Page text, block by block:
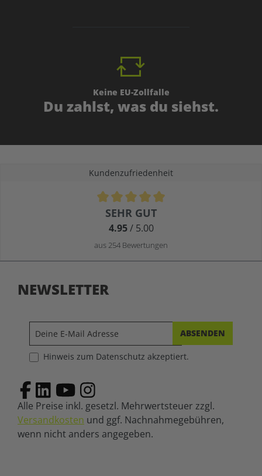
Keine EU-Zollfalle
Du zahlst, was du siehst.
Kundenzufriedenheit
Durchschnittliche Bewertung von 4.9 von 5 Sternen
SEHR GUT
4.95/ 5.00
aus 254 Bewertungen
NEWSLETTER
ABSENDEN
Hinweis zum Datenschutz akzeptiert.
Alle Preise inkl. gesetzl. Mehrwertsteuer zzgl.
Versandkosten und ggf. Nachnahmegebühren,
wenn nicht anders angegeben.